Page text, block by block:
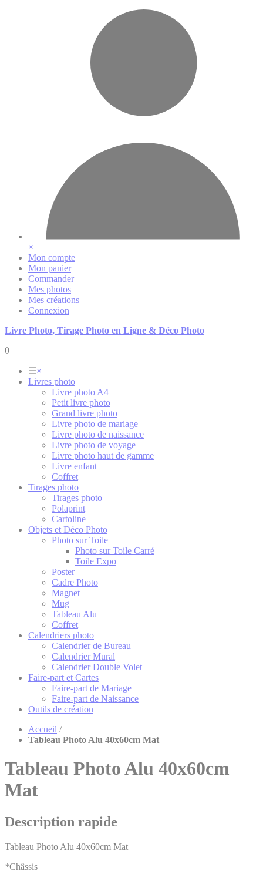
×
Mon compte
Mon panier
Commander
Mes photos
Mes créations
Connexion
Livre Photo, Tirage Photo en Ligne & Déco Photo
0
☰×
Livres photo
Livre photo A4
Petit livre photo
Grand livre photo
Livre photo de mariage
Livre photo de naissance
Livre photo de voyage
Livre photo haut de gamme
Livre enfant
Coffret
Tirages photo
Tirages photo
Polaprint
Cartoline
Objets et Déco Photo
Photo sur Toile
Photo sur Toile Carré
Toile Expo
Poster
Cadre Photo
Magnet
Mug
Tableau Alu
Coffret
Calendriers photo
Calendrier de Bureau
Calendrier Mural
Calendrier Double Volet
Faire-part et Cartes
Faire-part de Mariage
Faire-part de Naissance
Outils de création
Accueil /
Tableau Photo Alu 40x60cm Mat
Tableau Photo Alu 40x60cm
Mat
Description rapide
Tableau Photo Alu 40x60cm Mat
*Châssis